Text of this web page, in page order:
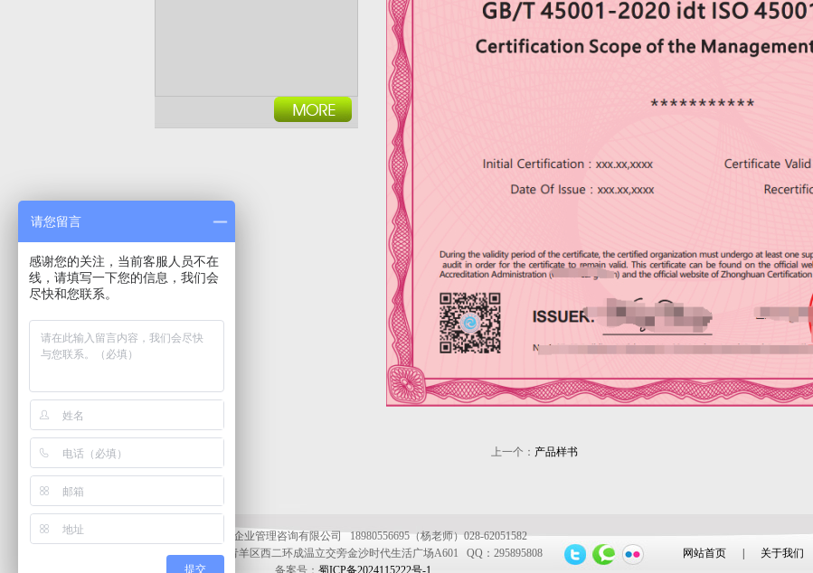
上一个： 产品样书
成都市金质企业管理咨询有限公司 18980556695（杨老师）028-62051582
地址：成都市青羊区西二环成温立交旁金沙时代生活广场A601 QQ：295895808
备案号： 蜀ICP备2024115222号-1
网站首页 关于我们
请您留言
感谢您的关注，当前客服人员不在
线，请填写一下您的信息，我们会
尽快和您联系。
提交